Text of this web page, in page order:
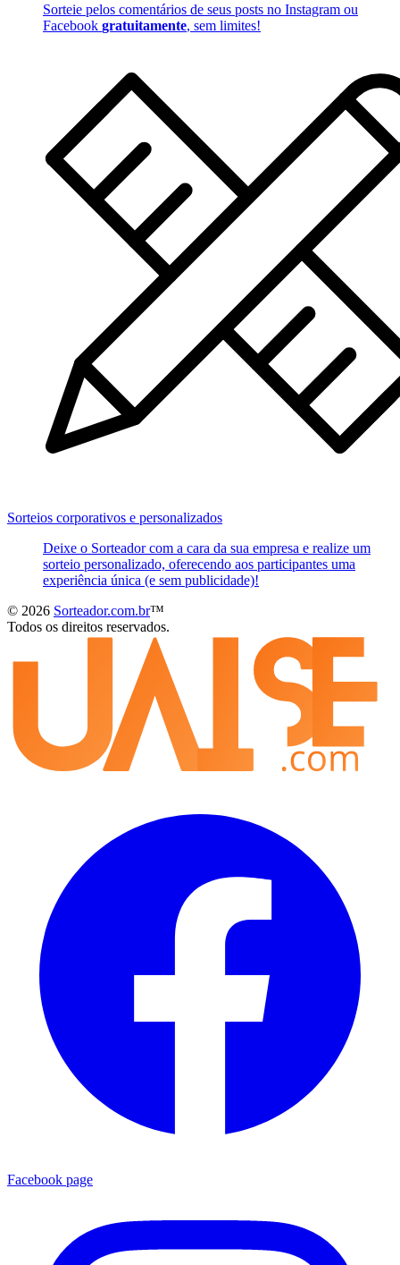
Sorteie pelos comentários de seus posts no Instagram ou
Facebook gratuitamente, sem limites!
Sorteios corporativos e personalizados
Deixe o Sorteador com a cara da sua empresa e realize um
sorteio personalizado, oferecendo aos participantes uma
experiência única (e sem publicidade)!
© 2026 Sorteador.com.br™
Todos os direitos reservados.
Facebook page